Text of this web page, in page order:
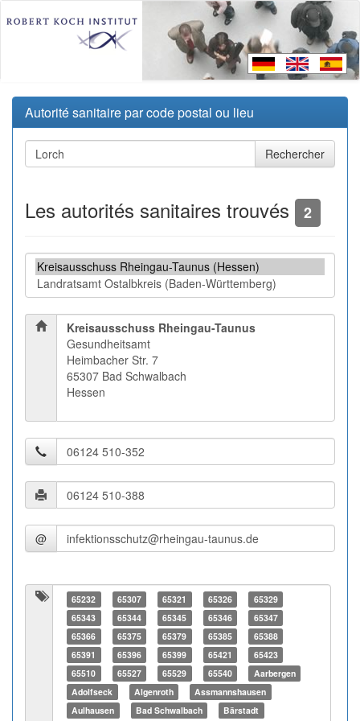
Autorité sanitaire par code postal ou lieu
Les autorités sanitaires trouvés 2
Kreisausschuss Rheingau-Taunus
Gesundheitsamt
Heimbacher Str. 7
65307 Bad Schwalbach
Hessen
@
65232 65307 65321 65326
65329
65343
65344 65345 65346
65347
65366
65375 65379 65385
65388
65391
65396 65399 65421
65423
65510
65527 65529 65540
Aarbergen
Adolfseck
Algenroth
Assmannshausen
Aulhausen
Bad Schwalbach Bärstadt